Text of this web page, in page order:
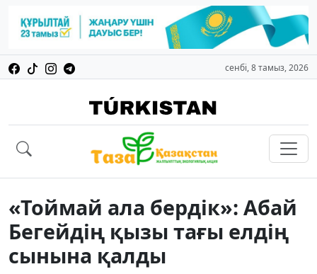
сенбі, 8 тамыз, 2026
«Тоймай ала бердік»: Абай
Бегейдің қызы тағы елдің
сынына қалды